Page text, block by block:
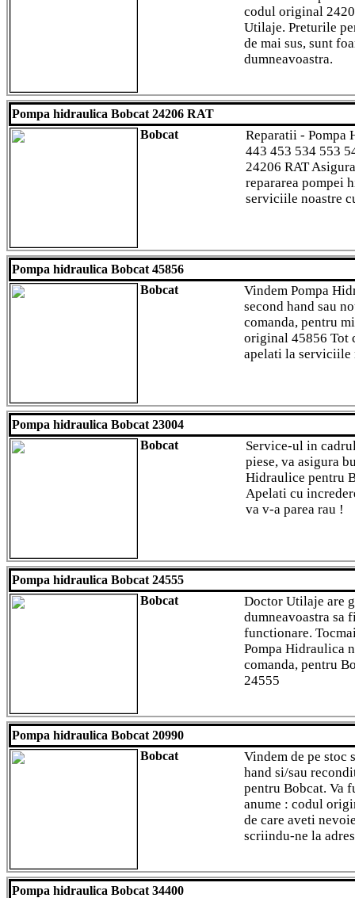
codul original
Utilaje. Preturile
de mai sus, sunt
dumneavoastra.
Pompa hidraulica Bobcat 24206 RAT
Bobcat
Reparatii - Pompa
443 453 534 553
24206 RAT
repararea pompei
serviciile noastre
Pompa hidraulica Bobcat 45856
Bobcat
Vindem Pompa
second hand sau
comanda, pentru
original 45856 Tot
apelati la serviciile
Pompa hidraulica Bobcat 23004
Bobcat
Service-ul in
piese, va asigura
Hidraulice pentru
Apelati cu
va v-a parea rau !
Pompa hidraulica Bobcat 24555
Bobcat
Doctor Utilaje are
dumneavoastra sa
functionare.
Pompa Hidraulica
comanda, pentru
24555
Pompa hidraulica Bobcat 20990
Bobcat
Vindem de pe stoc
hand si/sau
pentru Bobcat. Va
anume : codul
de care aveti
scriindu-ne la
Pompa hidraulica Bobcat 34400